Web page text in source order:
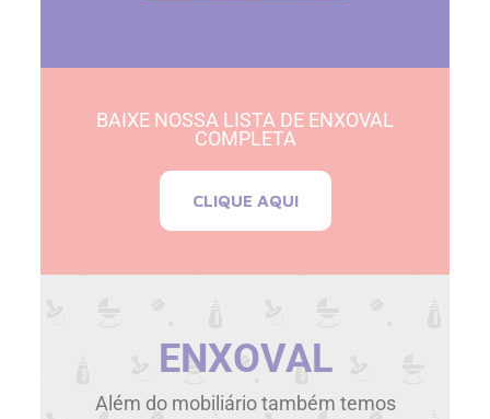
BAIXE NOSSA LISTA DE ENXOVAL
COMPLETA
CLIQUE AQUI
ENXOVAL
Além do mobiliário também temos